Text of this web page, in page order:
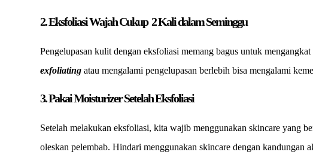
2. Eksfoliasi Wajah Cukup 2 Kali dalam Seminggu
Pengelupasan kulit dengan eksfoliasi memang bagus untuk
exfoliating atau mengalami pengelupasan berlebih bisa mengalami
3. Pakai Moisturizer Setelah Eksfoliasi
Setelah melakukan eksfoliasi, kita wajib menggunakan skincare yang
oleskan pelembab. Hindari menggunakan skincare dengan kandungan